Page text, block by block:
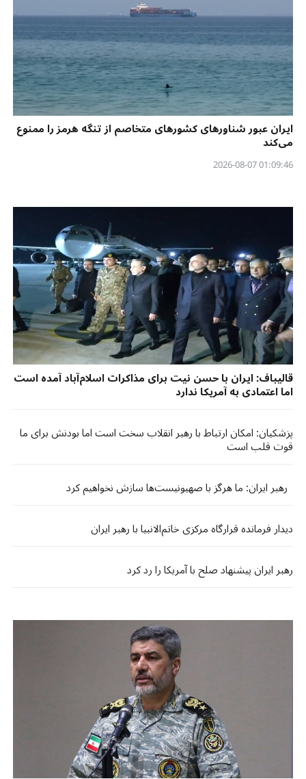
ایران عبور شناورهای کشورهای متخاصم از تنگه هرمز را ممنوع
می‌کند
01:09:46 2026-08-07
قالیباف: ایران با حسن نیت برای مذاکرات اسلام‌آباد آمده است
اما اعتمادی به آمریکا ندارد
پزشکیان: امکان ارتباط با رهبر انقلاب سخت است اما بودنش برای ما
قوت قلب است
رهبر ایران: ما هرگز با صهیونیست‌ها سازش نخواهیم کرد
دیدار فرمانده قرارگاه مرکزی خاتم‌الانبیا با رهبر ایران
رهبر ایران پیشنهاد صلح با آمریکا را رد کرد